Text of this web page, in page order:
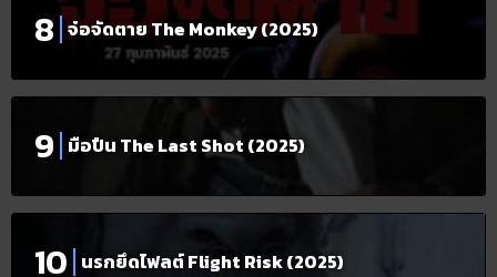
จ๋อจัดตาย The Monkey (2025)
มือปืน The Last Shot (2025)
นรกยึดไฟลต์ Flight Risk (2025)